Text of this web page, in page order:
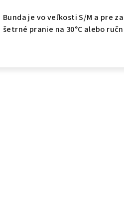
Bunda je vo veľkosti S/M a pre
šetrné pranie na 30°C alebo